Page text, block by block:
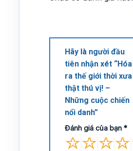
Hãy là người đầu
tiên nhận xét “Hóa
ra thế giới thời xưa
thật thú vị! –
Những cuộc chiến
nổi danh”
Đánh giá của bạn *